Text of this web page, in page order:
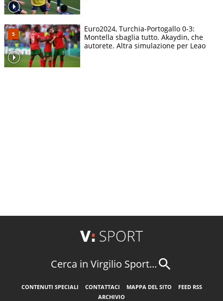
Euro2024, Turchia-Portogallo 0-3:
Montella sbaglia tutto. Akaydin, che
autorete. Altra simulazione per Leao
Cerca in Virgilio Sport...
CONTENUTI SPECIALI CONTATTACI MAPPA DEL SITO
FEED RSS
ARCHIVIO